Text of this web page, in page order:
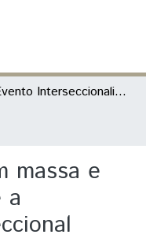
Pré-Evento Interseccionalidade e Fronteiras
massa e
a